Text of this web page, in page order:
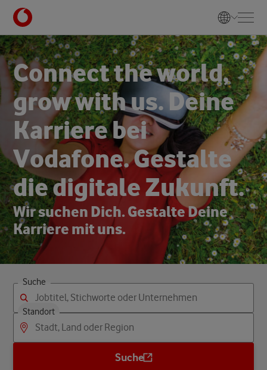
Connecttheworld,
growwithus. Deine
Karrierebei
Vodafone.Gestalte
diedigitaleZukunft.
Wirsuc hen Dic h. GestalteDeine
Karriere mituns.
Suche
Standort
Suche